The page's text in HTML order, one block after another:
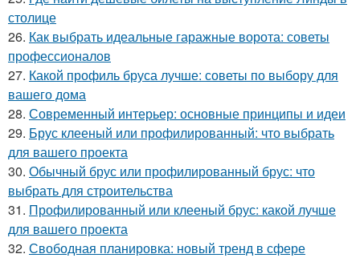
столице
26. Как выбрать идеальные гаражные ворота: советы
профессионалов
27. Какой профиль бруса лучше: советы по выбору для
вашего дома
28. Современный интерьер: основные принципы и идеи
29. Брус клееный или профилированный: что выбрать
для вашего проекта
30. Обычный брус или профилированный брус: что
выбрать для строительства
31. Профилированный или клееный брус: какой лучше
для вашего проекта
32. Свободная планировка: новый тренд в сфере